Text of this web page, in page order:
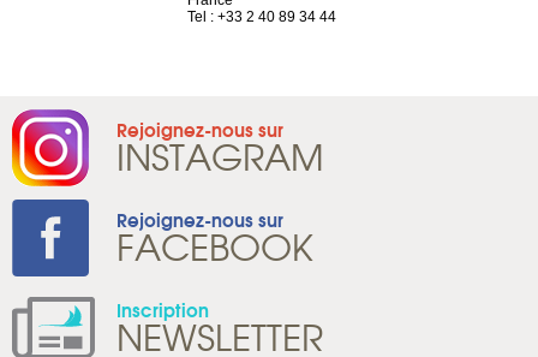
Tel : +33 2 40 89 34 44
Rejoignez-nous sur
INSTAGRAM
Rejoignez-nous sur
FACEBOOK
Inscription
NEWSLETTER